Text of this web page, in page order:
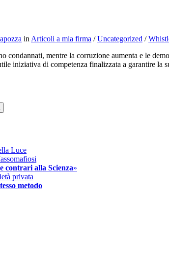
in Articoli a mia firma /Uncategorized /
condannati, mentre la corruzione aumenta e le
iniziativa di competenza finalizzata a garantire
Luce
contrari alla Scienza»
privata
metodo